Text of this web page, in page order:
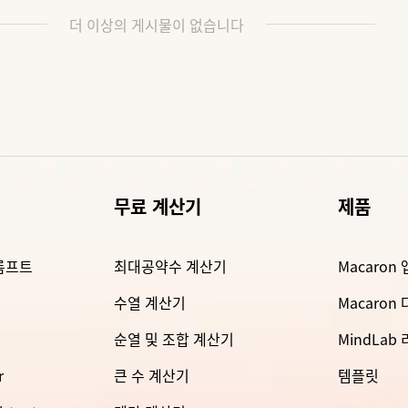
더 이상의 게시물이 없습니다
프트
무료 계산기
최대공약수 계산기
수열 계산기
순열 및 조합 계산기
큰 수 계산기
제품
Macaron
Macaron
MindLab
템플릿